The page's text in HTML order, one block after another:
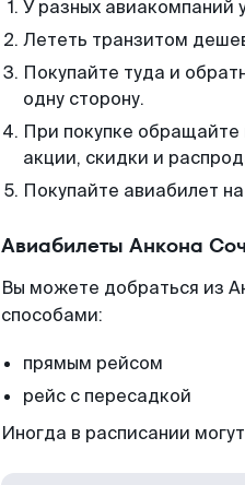
У разных авиакомпаний
Лететь транзитом
Покупайте туда и
одну сторону.
При покупке
акции, скидки и
Покупайте авиабилет
Авиабилеты Анкона
Вы можете добраться из
способами:
прямым рейсом
рейс с пересадкой
Иногда в расписании